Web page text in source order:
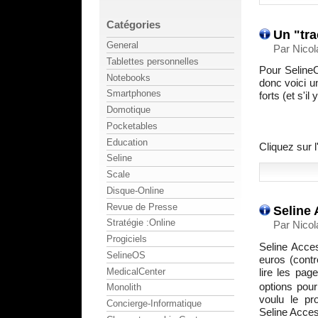
Un
Par
Pour
donc voici
forts (et s'il
Cliquez sur
Seline
Par
Seline
euros
lire les
options
voulu le
Seline
Catégories
General
Tablettes personnelles
Notebooks
Smartphones
Domotique
Pocketables
Education
Seline
Scale
Disque-Online
Revue de Presse
Stratégie :Online
Progiciels
SelineOS
MedicalCenter
Monolith
Concierge-Informatique